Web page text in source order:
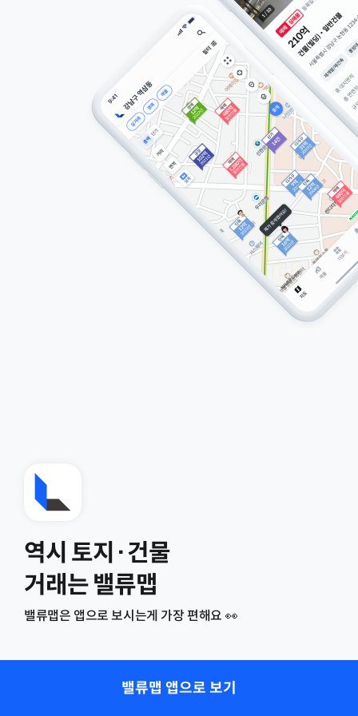
역시 토지·건물
거래는 밸류맵
밸류맵은 앱으로 보시는게 가장 편해요 👀
밸류맵 앱으로 보기